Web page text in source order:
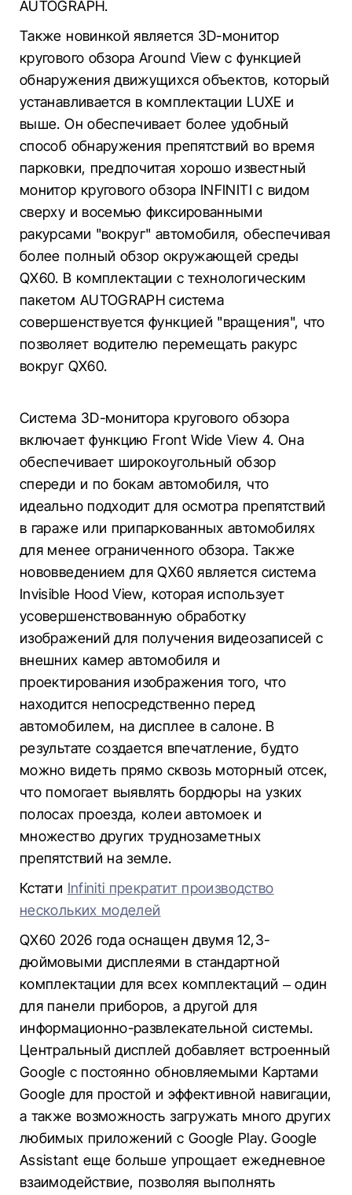
AUTOGRAPH.
Также новинкой является 3D-монитор
кругового обзора Around View с функцией
обнаружения движущихся объектов, который
устанавливается в комплектации LUXE и
выше. Он обеспечивает более удобный
способ обнаружения препятствий во время
парковки, предпочитая хорошо известный
монитор кругового обзора INFINITI с видом
сверху и восемью фиксированными
ракурсами "вокруг" автомобиля, обеспечивая
более полный обзор окружающей среды
QX60. В комплектации с технологическим
пакетом AUTOGRAPH система
совершенствуется функцией "вращения", что
позволяет водителю перемещать ракурс
вокруг QX60.
Система 3D-монитора кругового обзора
включает функцию Front Wide View 4. Она
обеспечивает широкоугольный обзор
спереди и по бокам автомобиля, что
идеально подходит для осмотра препятствий
в гараже или припаркованных автомобилях
для менее ограниченного обзора. Также
нововведением для QX60 является система
Invisible Hood View, которая использует
усовершенствованную обработку
изображений для получения видеозаписей с
внешних камер автомобиля и
проектирования изображения того, что
находится непосредственно перед
автомобилем, на дисплее в салоне. В
результате создается впечатление, будто
можно видеть прямо сквозь моторный отсек,
что помогает выявлять бордюры на узких
полосах проезда, колеи автомоек и
множество других труднозаметных
препятствий на земле.
Кстати Infiniti прекратит производство
нескольких моделей
QX60 2026 года оснащен двумя 12,3-
дюймовыми дисплеями в стандартной
комплектации для всех комплектаций – один
для панели приборов, а другой для
информационно-развлекательной системы.
Центральный дисплей добавляет встроенный
Google с постоянно обновляемыми Картами
Google для простой и эффективной навигации,
а также возможность загружать много других
любимых приложений с Google Play. Google
Assistant еще больше упрощает ежедневное
взаимодействие, позволяя выполнять